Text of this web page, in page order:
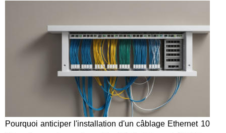
Pourquoi anticiper l'installation d'un câblage Ethernet 10